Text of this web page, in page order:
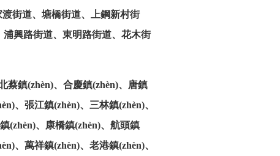
街道、塘橋街道、上鋼新村街
興路街道、東明路街道、花木街
蔡鎮(zhèn)、合慶鎮(zhèn)、唐鎮
、張江鎮(zhèn)、三林鎮(zhèn)、
(zhèn)、康橋鎮(zhèn)、航頭鎮
、萬祥鎮(zhèn)、老港鎮(zhèn)、